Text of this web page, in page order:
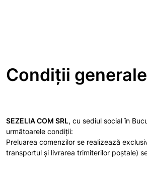
Condiţii
SEZELIA COM SRL, cu sediul social în
următoarele condiţii:
Preluarea comenzilor se realizează
transportul și livrarea trimiterilor poștale)